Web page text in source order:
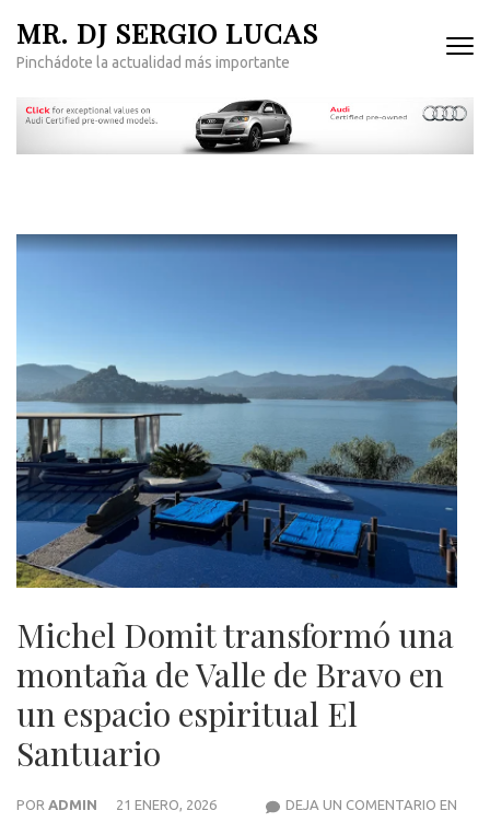
contenido
MR. DJ SERGIO LUCAS
Pinchádote la actualidad más importante
Michel Domit transformó una
montaña de Valle de Bravo en
un espacio espiritual El
Santuario
POR ADMIN 21 ENERO, 2026 DEJA UN COMENTARIO EN